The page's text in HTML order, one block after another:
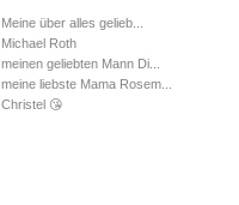
Meine über alles gelieb...
Michael Roth
meinen geliebten Mann Di...
meine liebste Mama Rosem...
Christel 😘